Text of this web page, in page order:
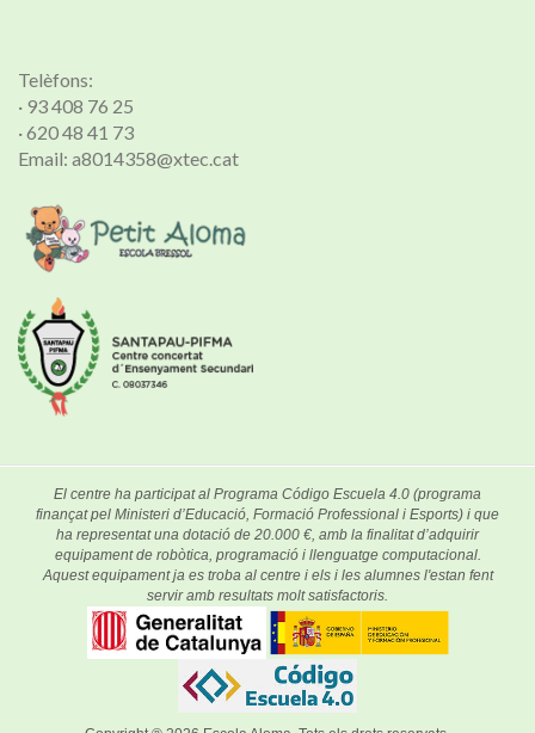
Telèfons:
· 93 408 76 25
· 620 48 41 73
Email: a8014358@xtec.cat
El centre ha participat al Programa Código Escuela 4.0 (programa
finançat pel Ministeri d’Educació, Formació Professional i Esports) i que
ha representat una dotació de 20.000 €, amb la finalitat d’adquirir
equipament de robòtica, programació i llenguatge computacional.
Aquest equipament ja es troba al centre i els i les alumnes l'estan fent
servir amb resultats molt satisfactoris.